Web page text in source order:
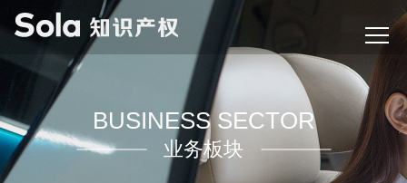
BUSINESS SECTOR
业务板块